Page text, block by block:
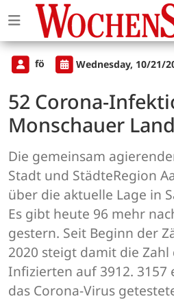
fö Wednesday, 10/21/
52 Corona-
Monschauer Land
Die gemeinsam
Stadt und StädteRegion
über die aktuelle Lage in
Es gibt heute 96 mehr
gestern. Seit Beginn der
2020 steigt damit die
Infizierten auf 3912. 3157
das Corona-Virus